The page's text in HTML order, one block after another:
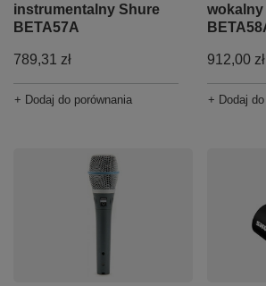
instrumentalny Shure
BETA57A
789,31 zł
+ Dodaj do porównania
wokalny
912,00 zł
+ Dodaj